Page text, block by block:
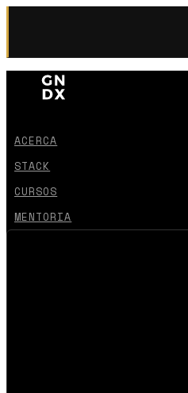
ACERCA
STACK
CURSOS
MENTORIA